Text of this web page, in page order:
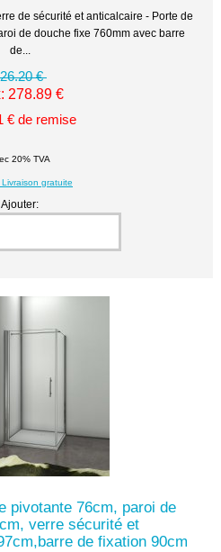
de douche fixe 760mm avec barre
de...
€
278.89 €
€ de remise
avec 20% TVA
Livraison gratuite
Ajouter:
pivotante 76cm, paroi de
verre sécurité et
de fixation 90cm